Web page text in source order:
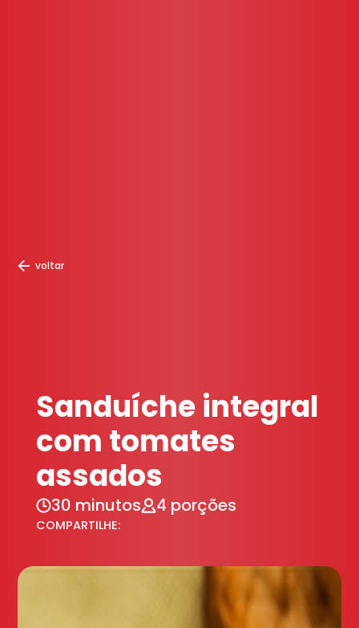
voltar
Sanduíche integral
com tomates
assados
30 minutos 4 porções
COMPARTILHE: